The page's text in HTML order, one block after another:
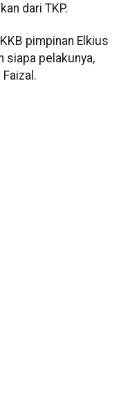
dari TKP.
pimpinan Elkius
siapa pelakunya,